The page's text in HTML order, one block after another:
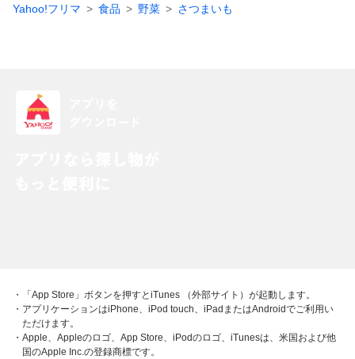
Yahoo!フリマ 食品 野菜 さつまいも
・「App Store」ボタンを押すとiTunes （外部サイト）が起動します。
・アプリケーションはiPhone、iPod touch、iPadまたはAndroidでご利用い
ただけます。
・Apple、Appleのロゴ、App Store、iPodのロゴ、iTunesは、米国および他
国のApple Inc.の登録商標です。